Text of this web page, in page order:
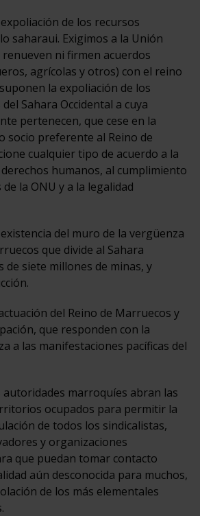
de los recursos
saharaui. Exigimos a la Unión
ni firmen acuerdos
agrícolas y otros) con el reino
la expoliación de los
Sahara Occidental a cuya
pertenecen, que cese en la
socio preferente al Reino de
cualquier tipo de acuerdo a la
humanos, al cumplimiento
la ONU y a la legalidad
del muro de la vergüenza
que divide al Sahara
de siete millones de minas, y
del Reino de Marruecos y
que responden con la
a las manifestaciones pacíficas del
autoridades marroquíes abran las
ocupados para permitir la
de todos los sindicalistas,
y organizaciones
que puedan tomar contacto
aún desconocida para muchos,
de los más elementales